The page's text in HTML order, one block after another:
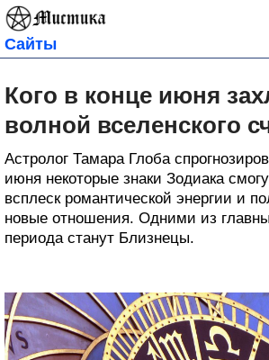
Сайты
Кого в конце июня
волной вселенского
Астролог Тамара Глоба
июня некоторые знаки Зодиака
всплеск романтической энергии и
новые отношения. Одними из
периода станут Близнецы.